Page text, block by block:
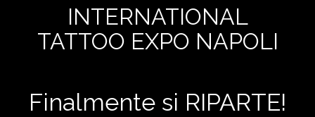
INTERNATIONAL
TATTOO EXPO NAPOLI
Finalmente si RIPARTE!